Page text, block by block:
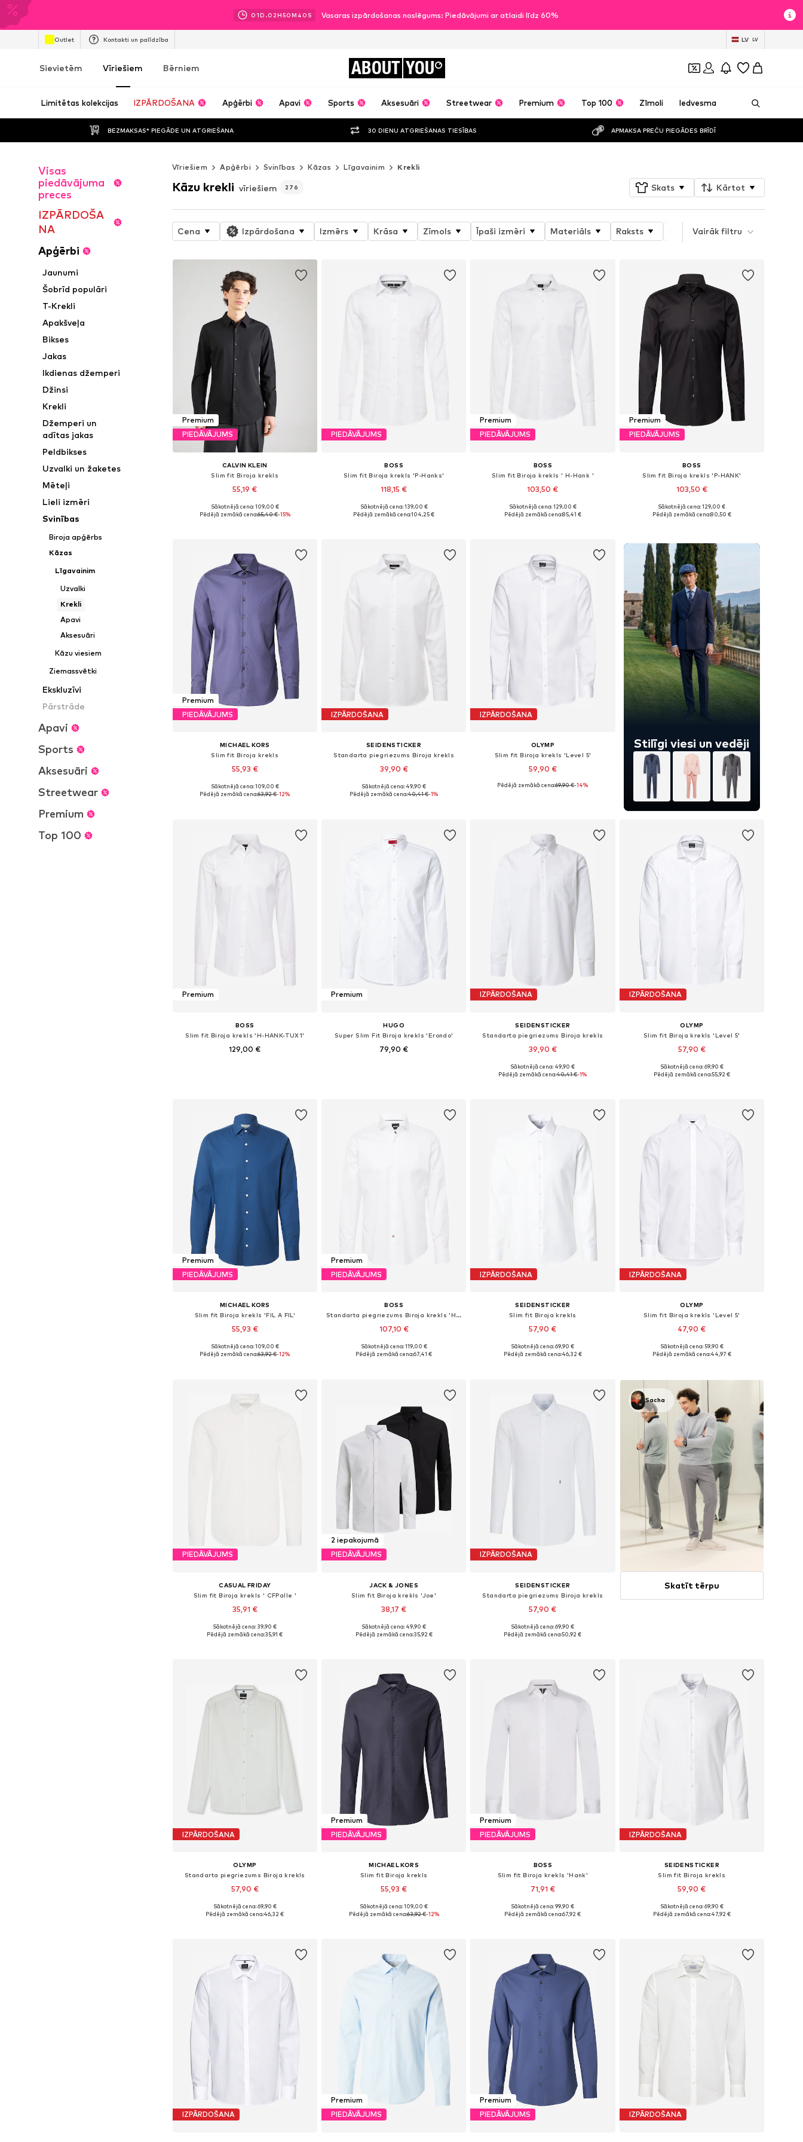
01D.02H50M 37 S Vasaras izpārdošanas noslēgums: Piedāvājumi ar atlaidi līdz 60%
Outlet Kontakti un palīdzība LV LV
Sievietēm Vīriešiem Bērniem ABOUT YOU
Limitētas kolekcijas IZPĀRDOŠANA Apģērbi Apavi Sports Aksesuāri Streetwear Premium Top 100 Zīmoli Iedvesma
BEZMAKSAS* PIEGĀDE UN ATGRIEŠANA 30 DIENU ATGRIEŠANAS TIESĪBAS APMAKSA PREČU PIEGĀDES BRĪDĪ
Visas
piedāvājuma
preces
IZPĀRDOŠA
NA
Apģērbi
Jaunumi
Šobrīd populāri
T-Krekli
Apakšveļa
Bikses
Jakas
Ikdienas džemperi
Džinsi
Krekli
Džemperi un
adītas jakas
Peldbikses
Uzvalki un žaketes
Mēteļi
Lieli izmēri
Svinības
Biroja apģērbs
Kāzas
Līgavainim
Uzvalki
Krekli
Apavi
Aksesuāri
Kāzu viesiem
Ziemassvētki
Ekskluzīvi
Pārstrāde
Apavi
Sports
Aksesuāri
Streetwear
Premium
Top 100
Vīriešiem Apģērbi Svinības Kāzas Līgavainim Krekli
Kāzu krekli vīriešiem 276 Skats Kārtot
Cena Izpārdošana Izmērs Krāsa Zīmols Īpaši izmēri Materiāls Raksts Produkta īpašības
Vairāk filtru
Premium
PIEDĀVĀJUMS
CALVIN KLEIN
Slim fit Biroja krekls
55,19 €
Pieejams daudzos izmēros
Sākotnējā cena: 109,00 €
Pēdējā zemākā cena:65,40 €-15%
PIEDĀVĀJUMS
BOSS
Slim fit Biroja krekls 'P-Hanks'
118,15 €
Pieejams daudzos izmēros
Sākotnējā cena: 139,00 €
Pēdējā zemākā cena:104,25 €
Premium
PIEDĀVĀJUMS
BOSS
Slim fit Biroja krekls ' H-Hank '
103,50 €
Pieejams daudzos izmēros
Sākotnējā cena: 129,00 €
Pēdējā zemākā cena:85,41 €
Premium
PIEDĀVĀJUMS
BOSS
Slim fit Biroja krekls 'P-HANK'
103,50 €
Pieejams daudzos izmēros
Sākotnējā cena: 129,00 €
Pēdējā zemākā cena:80,50 €
Premium
PIEDĀVĀJUMS
MICHAEL KORS
Slim fit Biroja krekls
55,93 €
Pieejamie izmēri: 38, 39, 40, 41
Sākotnējā cena: 109,00 €
Pēdējā zemākā cena:63,92 €-12%
IZPĀRDOŠANA
SEIDENSTICKER
Standarta piegriezums Biroja krekls
39,90 €
+5
Pieejams daudzos izmēros
Sākotnējā cena: 49,90 €
Pēdējā zemākā cena:40,41 €-1%
IZPĀRDOŠANA
OLYMP
Slim fit Biroja krekls 'Level 5'
59,90 €
Pieejams daudzos izmēros
Pēdējā zemākā cena:69,90 €-14%
Stilīgi viesi un vedēji
Premium
BOSS
Slim fit Biroja krekls 'H-HANK-TUX1'
129,00 €
Premium
HUGO
Super Slim Fit Biroja krekls 'Erondo'
79,90 €
IZPĀRDOŠANA
SEIDENSTICKER
Standarta piegriezums Biroja krekls
39,90 €
Pieejams daudzos izmēros
Sākotnējā cena: 49,90 €
Pēdējā zemākā cena:40,41 €-1%
IZPĀRDOŠANA
OLYMP
Slim fit Biroja krekls 'Level 5'
57,90 €
Pieejams daudzos izmēros
Sākotnējā cena: 69,90 €
Pēdējā zemākā cena:55,92 €
Premium
PIEDĀVĀJUMS
MICHAEL KORS
Slim fit Biroja krekls 'FIL A FIL'
55,93 €
Pieejamie izmēri: 38, 39, 40, 41, 42
Sākotnējā cena: 109,00 €
Pēdējā zemākā cena:63,92 €-12%
Premium
PIEDĀVĀJUMS
BOSS
Standarta piegriezums Biroja krekls 'H-Joe'
107,10 €
Pieejams daudzos izmēros
Sākotnējā cena: 119,00 €
Pēdējā zemākā cena:67,41 €
IZPĀRDOŠANA
SEIDENSTICKER
Slim fit Biroja krekls
57,90 €
Pieejams daudzos izmēros
Sākotnējā cena: 69,90 €
Pēdējā zemākā cena:46,32 €
IZPĀRDOŠANA
OLYMP
Slim fit Biroja krekls 'Level 5'
47,90 €
Pieejamie izmēri: 38, 39, 40, 42, 43
Sākotnējā cena: 59,90 €
Pēdējā zemākā cena:44,97 €
PIEDĀVĀJUMS
CASUAL FRIDAY
Slim fit Biroja krekls ' CFPalle '
35,91 €
Pieejams daudzos izmēros
Sākotnējā cena: 39,90 €
Pēdējā zemākā cena:35,91 €
2 iepakojumā
PIEDĀVĀJUMS
JACK & JONES
Slim fit Biroja krekls 'Joe'
38,17 €
Pieejams daudzos izmēros
Sākotnējā cena: 49,90 €
Pēdējā zemākā cena:35,92 €
IZPĀRDOŠANA
SEIDENSTICKER
Standarta piegriezums Biroja krekls
57,90 €
Pieejams daudzos izmēros
Sākotnējā cena: 69,90 €
Pēdējā zemākā cena:50,92 €
Sacha
Skatīt tērpu
IZPĀRDOŠANA
OLYMP
Standarta piegriezums Biroja krekls
57,90 €
Sākotnējā cena: 69,90 €
Pēdējā zemākā cena:46,32 €
Premium
PIEDĀVĀJUMS
MICHAEL KORS
Slim fit Biroja krekls
55,93 €
Pieejamie izmēri: 38, 39, 40, 41, 42
Sākotnējā cena: 109,00 €
Pēdējā zemākā cena:63,92 €-12%
Premium
PIEDĀVĀJUMS
BOSS
Slim fit Biroja krekls 'Hank'
71,91 €
Pieejamie izmēri: 38, 39, 40, 42, 43, 44
Sākotnējā cena: 99,90 €
Pēdējā zemākā cena:67,92 €
IZPĀRDOŠANA
SEIDENSTICKER
Slim fit Biroja krekls
59,90 €
Pieejams daudzos izmēros
Sākotnējā cena: 69,90 €
Pēdējā zemākā cena:47,92 €
IZPĀRDOŠANA
Premium
PIEDĀVĀJUMS
Premium
PIEDĀVĀJUMS
IZPĀRDOŠANA